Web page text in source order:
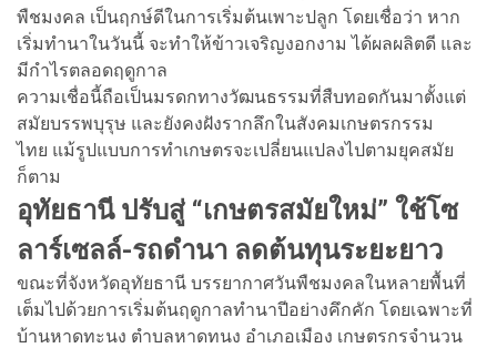
พืชมงคล เป็นฤกษ์ดีในการเริ่มต้นเพาะปลูก โดยเชื่อว่า หาก
เริ่มทำนาในวันนี้ จะทำให้ข้าวเจริญงอกงาม ได้ผลผลิตดี และ
มีกำไรตลอดฤดูกาล
ความเชื่อนี้ถือเป็นมรดกทางวัฒนธรรมที่สืบทอดกันมาตั้งแต่
สมัยบรรพบุรุษ และยังคงฝังรากลึกในสังคมเกษตรกรรม
ไทย แม้รูปแบบการทำเกษตรจะเปลี่ยนแปลงไปตามยุคสมัย
ก็ตาม
อุทัยธานี ปรับสู่ “เกษตรสมัยใหม่” ใช้โซ
ลาร์เซลล์-รถดำนา ลดต้นทุนระยะยาว
ขณะที่จังหวัดอุทัยธานี บรรยากาศวันพืชมงคลในหลายพื้นที่
เต็มไปด้วยการเริ่มต้นฤดูกาลทำนาปีอย่างคึกคัก โดยเฉพาะที่
บ้านหาดทะนง ตำบลหาดทนง อำเภอเมือง เกษตรกรจำนวน